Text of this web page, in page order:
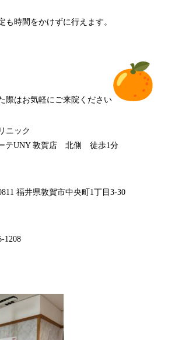
も時間をかけずに行えます。
際はお気軽にご来院ください
ニック
テUNY 敦賀店 北側 徒歩1分
福井県敦賀市中央町1丁目3-30
1208